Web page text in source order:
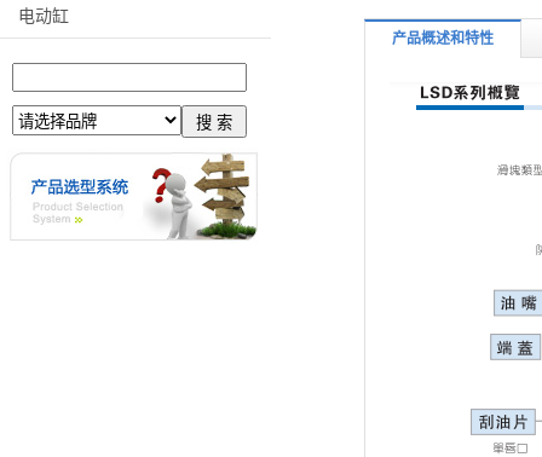
电动缸
产品概述和特性